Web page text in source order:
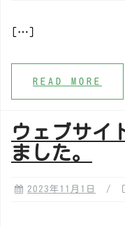
[…]
READ MORE
ウェブサイ
ました。
2023年11月1日